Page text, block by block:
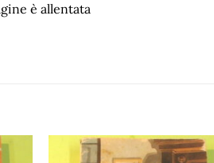
è allentata